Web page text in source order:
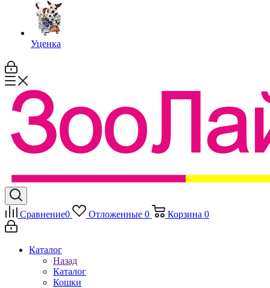
Уценка
Сравнение0 Отложенные 0 Корзина 0
Каталог
Назад
Каталог
Кошки